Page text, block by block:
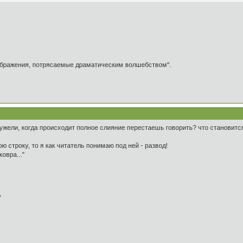
потрясаемые драматическим волшебством".
когда происходит полное слияние перестаешь говорить? что
строку, то я как читатель понимаю под ней - развод!